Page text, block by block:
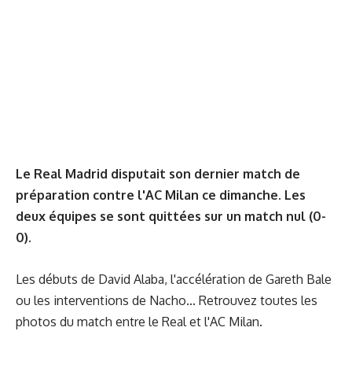
Le Real Madrid disputait son dernier match de
préparation contre l'AC Milan ce dimanche. Les
deux équipes se sont quittées sur un match nul (0-
0).
Les débuts de David Alaba, l'accélération de Gareth Bale
ou les interventions de Nacho... Retrouvez toutes les
photos du match entre le Real et l'AC Milan.